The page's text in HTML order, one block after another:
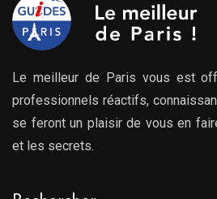
Le meilleur de Paris vous est
professionnels réactifs,
se feront un plaisir de vous en
et les secrets.